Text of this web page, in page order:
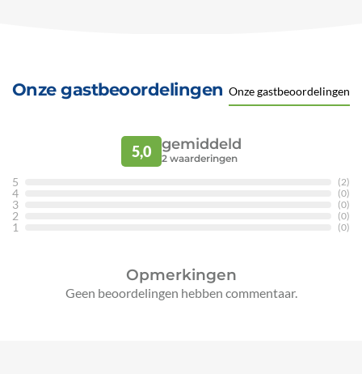
Onze gastbeoordelingen Onze gastbeoordelingen
5,0 gemiddeld
2waarderingen
5 (2)
4 (0)
3 (0)
2 (0)
1 (0)
Opmerkingen
Geen beoordelingen hebben commentaar.